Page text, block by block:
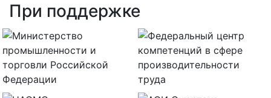
При поддержке